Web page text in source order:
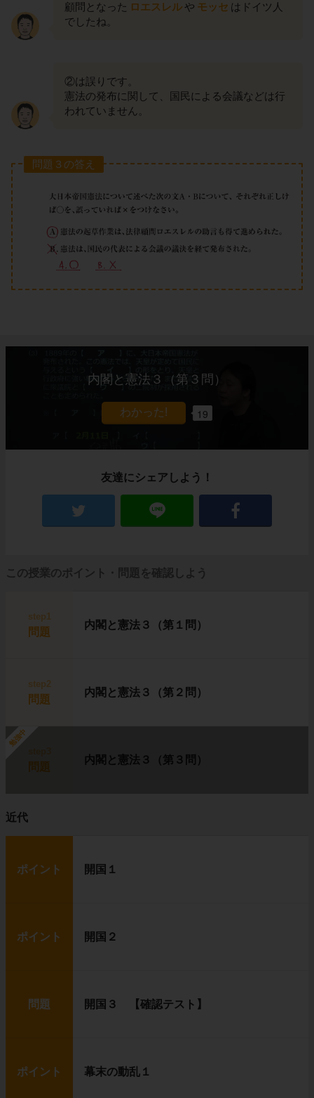
顧問となった ロエスレル や モッセ はドイツ人
でしたね。
②は誤りです。
憲法の発布に関して、国民による会議などは行
われていません。
問題３の答え
内閣と憲法３（第３問）
19
友達にシェアしよう！
この授業のポイント・問題を確認しよう
step1
問題
内閣と憲法３（第１問）
step2
問題
内閣と憲法３（第２問）
勉強中
問題
内閣と憲法３（第３問）
近代
ポイント 開国１
ポイント 開国２
問題 開国３ 【確認テスト】
ポイント 幕末の動乱１